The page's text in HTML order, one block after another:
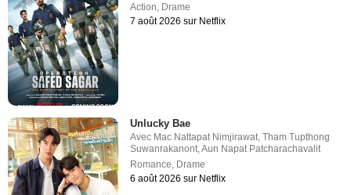
Action, Drame
7 août 2026 sur Netflix
Unlucky Bae
Avec Mac Nattapat Nimjirawat ,Tham Tupthong
Suwanrakanont ,Aun Napat Patcharachavalit
Romance Drame
6 août 2026 sur Netflix